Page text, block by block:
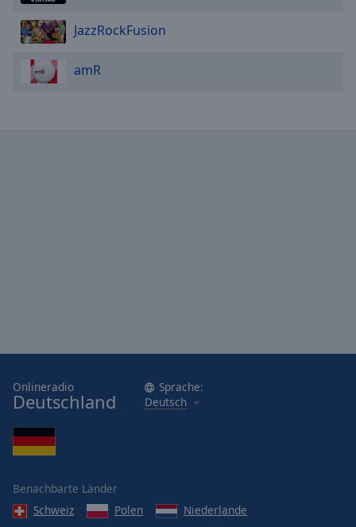
JazzRockFusion
amR
Onlineradio
Deutschland
Sprache:
Deutsch
Benachbarte Länder
Schweiz
Polen
Niederlande